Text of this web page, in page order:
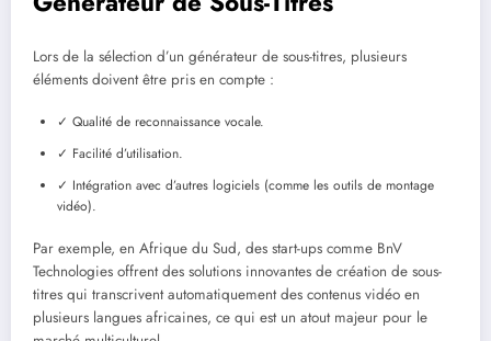
Lors de la sélection d’un générateur de sous-titres, plusieurs
éléments doivent être pris en compte :
✓ Qualité de reconnaissance vocale.
✓ Facilité d’utilisation.
✓ Intégration avec d’autres logiciels (comme les outils de montage
vidéo).
Par exemple, en Afrique du Sud, des start-ups comme BnV
Technologies offrent des solutions innovantes de création de sous-
titres qui transcrivent automatiquement des contenus vidéo en
plusieurs langues africaines, ce qui est un atout majeur pour le